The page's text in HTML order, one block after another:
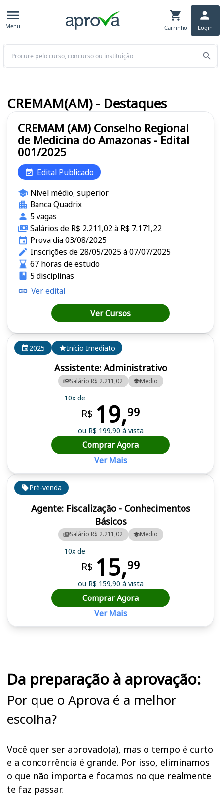
Menu Carrinho Login
Buscar
Pré-venda
Agente: Fiscalização - Conhecimentos
Básicos
Salário R$ 2.211,02 Médio
10x de
R$ 15,99
ou R$ 159,90 à vista
Comprar Agora
Ver Mais
2025 Início Imediato
Assistente: Administrativo
Salário R$ 2.211,02 Médio
10x de
R$ 19,99
ou R$ 199,90 à vista
Comprar Agora
Ver Mais
CREMAM (AM) Conselho Regional
de Medicina do Amazonas - Edital
001/2025
Edital Publicado
Nível médio, superior
Banca Quadrix
5 vagas
Salários de R$ 2.211,02 à R$ 7.171,22
Prova dia 03/08/2025
Inscrições de 28/05/2025 à 07/07/2025
67 horas de estudo
5 disciplinas
Ver edital
Ver Cursos
CREMAM(AM) - Destaques
Da preparação à aprovação:
Por que o Aprova é a melhor
escolha?
Você quer ser aprovado(a), mas o tempo é curto
e a concorrência é grande. Por isso, eliminamos
o que não importa e focamos no que realmente
te faz passar.